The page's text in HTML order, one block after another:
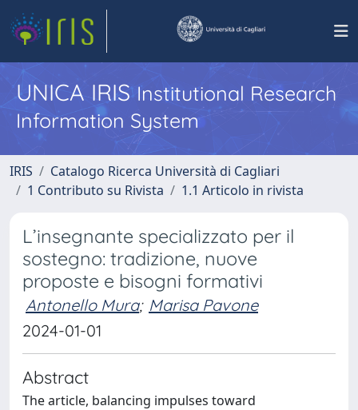
UNICA IRISInstitutional Research
Information System
IRIS
Catalogo Ricerca Università di Cagliari
1 Contributo su Rivista
1.1 Articolo in rivista
L’insegnante specializzato per il
sostegno: tradizione, nuove
proposte e bisogni formativi
Antonello Mura; Marisa Pavone
2024-01-01
Abstract
The article, balancing impulses toward